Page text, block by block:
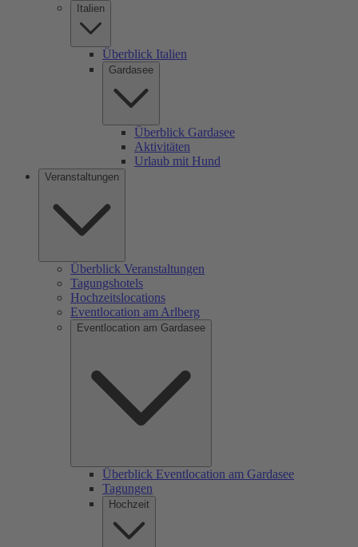
Italien
Überblick Italien
Gardasee
Überblick Gardasee
Aktivitäten
Urlaub mit Hund
Veranstaltungen
Überblick Veranstaltungen
Tagungshotels
Hochzeitslocations
Eventlocation am Arlberg
Eventlocation am Gardasee
Überblick Eventlocation am Gardasee
Tagungen
Hochzeit